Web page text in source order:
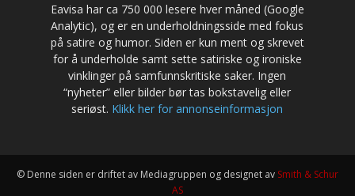
Eavisa har ca 750 000 lesere hver måned (Google
Analytic), og er en underholdningsside med fokus
på satire og humor. Siden er kun ment og skrevet
for å underholde samt sette satiriske og ironiske
vinklinger på samfunnskritiske saker. Ingen
“nyheter” eller bilder bør tas bokstavelig eller
seriøst. Klikk her for annonseinformasjon
© Denne siden er driftet av Mediagruppen og designet av Smith & Schur
AS